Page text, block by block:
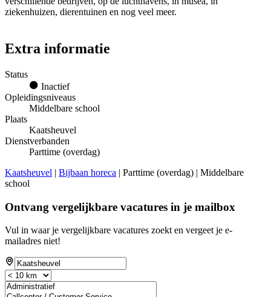
ziekenhuizen, dierentuinen en nog veel meer.
Extra informatie
Status
Inactief
Opleidingsniveaus
Middelbare school
Plaats
Kaatsheuvel
Dienstverbanden
Parttime (overdag)
Kaatsheuvel | Bijbaan horeca | Parttime (overdag) | Middelbare
school
Ontvang vergelijkbare vacatures in je mailbox
Vul in waar je vergelijkbare vacatures zoekt en vergeet je e-
mailadres niet!